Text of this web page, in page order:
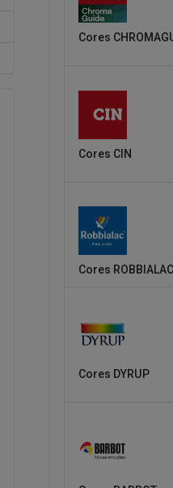
Cores
Cores CIN
Cores ROBBIALAC
Cores DYRUP